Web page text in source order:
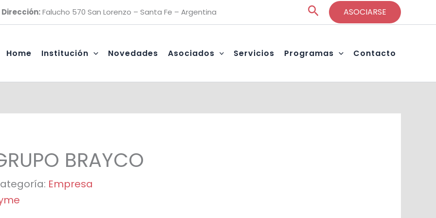
Dirección:Falucho 570 San Lorenzo – Santa Fe – Argentina BuscarASOCIARSE
Home Institución Novedades Asociados Servicios Programas Contacto
BRAYCO
Empresa